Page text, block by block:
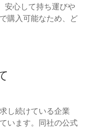
安心して持ち運びや
購入可能なため、ど
し続けている企業
います。同社の公式